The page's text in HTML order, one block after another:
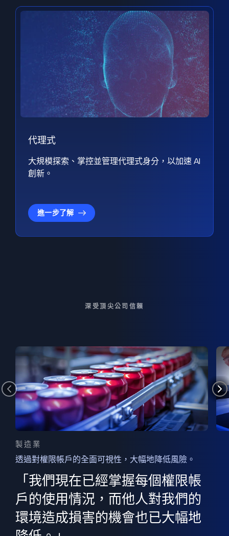
代理式
大規模探索、掌控並管理代理式身分，以加速 AI
創新。
進一步了解
深受頂尖公司信賴
製造業
透過對權限帳戶的全面可視性，大幅地降低風險。
「我們現在已經掌握每個權限帳
戶的使用情況，而他人對我們的
環境造成損害的機會也已大幅地